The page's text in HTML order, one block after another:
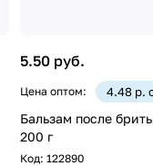
5.50 руб.
Цена оптом: 4.48 р.
Бальзам после
200 г
Код: 122890